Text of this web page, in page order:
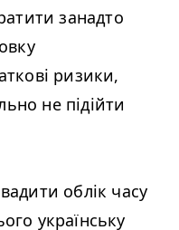
занадто
ризики,
не підійти
облік часу
українську